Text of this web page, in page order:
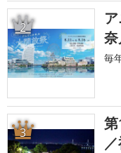
2
毎
3